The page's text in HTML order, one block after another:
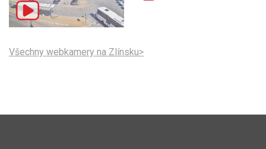
Všechny webkamery na Zlínsku>